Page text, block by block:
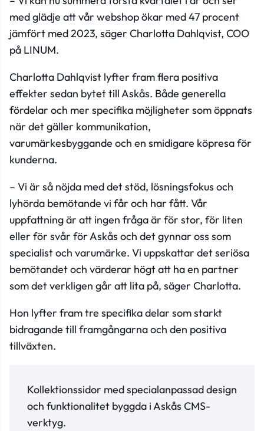
med glädje att vår webshop ökar med 47 procent
jämfört med 2023, säger Charlotta Dahlqvist, COO
på LINUM.
Charlotta Dahlqvist lyfter fram flera positiva
effekter sedan bytet till Askås. Både generella
fördelar och mer specifika möjligheter som öppnats
när det gäller kommunikation,
varumärkesbyggande och en smidigare köpresa för
kunderna.
– Vi är så nöjda med det stöd, lösningsfokus och
lyhörda bemötande vi får och har fått. Vår
uppfattning är att ingen fråga är för stor, för liten
eller för svår för Askås och det gynnar oss som
specialist och varumärke. Vi uppskattar det seriösa
bemötandet och värderar högt att ha en partner
som det verkligen går att lita på, säger Charlotta.
Hon lyfter fram tre specifika delar som starkt
bidragande till framgångarna och den positiva
tillväxten.
Kollektionssidor med specialanpassad design
och funktionalitet byggda i Askås CMS-
verktyg.